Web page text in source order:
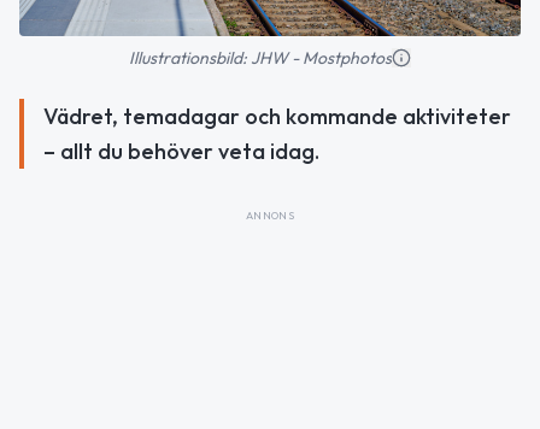
Illustrationsbild: JHW - Mostphotos
Vädret, temadagar och kommande aktiviteter
– allt du behöver veta idag.
ANNONS